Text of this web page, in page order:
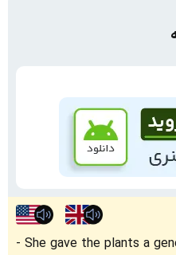
She gave the plants a